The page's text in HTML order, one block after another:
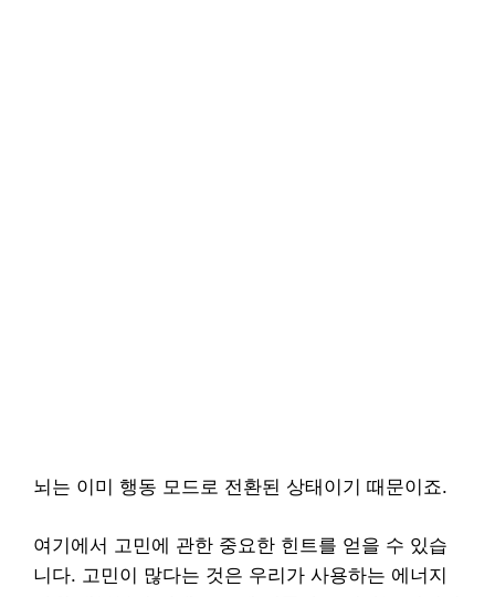
뇌는 이미 행동 모드로 전환된 상태이기 때문이죠.
여기에서 고민에 관한 중요한 힌트를 얻을 수 있습
니다. 고민이 많다는 것은 우리가 사용하는 에너지